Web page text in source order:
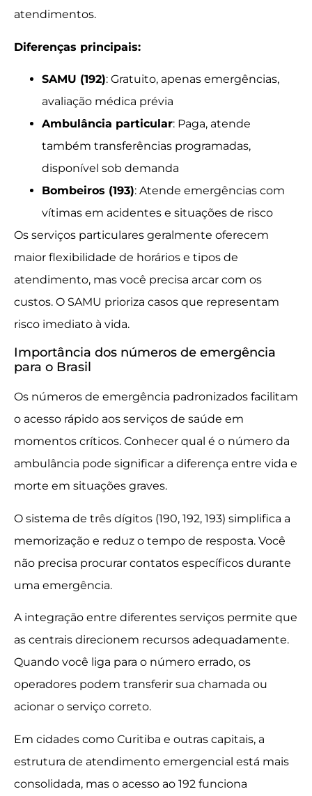
atendimentos.
Diferenças principais:
SAMU (192): Gratuito, apenas emergências,
avaliação médica prévia
Ambulância particular: Paga, atende
também transferências programadas,
disponível sob demanda
Bombeiros (193): Atende emergências com
vítimas em acidentes e situações de risco
Os serviços particulares geralmente oferecem
maior flexibilidade de horários e tipos de
atendimento, mas você precisa arcar com os
custos. O SAMU prioriza casos que representam
risco imediato à vida.
Importância dos números de emergência
para o Brasil
Os números de emergência padronizados facilitam
o acesso rápido aos serviços de saúde em
momentos críticos. Conhecer qual é o número da
ambulância pode significar a diferença entre vida e
morte em situações graves.
O sistema de três dígitos (190, 192, 193) simplifica a
memorização e reduz o tempo de resposta. Você
não precisa procurar contatos específicos durante
uma emergência.
A integração entre diferentes serviços permite que
as centrais direcionem recursos adequadamente.
Quando você liga para o número errado, os
operadores podem transferir sua chamada ou
acionar o serviço correto.
Em cidades como Curitiba e outras capitais, a
estrutura de atendimento emergencial está mais
consolidada, mas o acesso ao 192 funciona